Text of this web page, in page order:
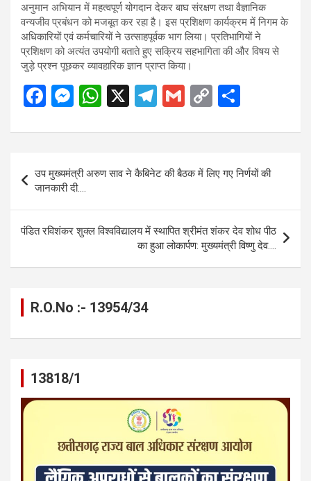
अनुमान अभियान में महत्वपूर्ण योगदान देकर बाघ संरक्षण तथा वैज्ञानिक
वन्यजीव प्रबंधन को मजबूत कर रहा है। इस प्रशिक्षण कार्यक्रम में निगम के
अधिकारियों एवं कर्मचारियों ने उत्साहपूर्वक भाग लिया। प्रतिभागियों ने
प्रशिक्षण को अत्यंत उपयोगी बताते हुए सक्रिय सहभागिता की और विषय से
जुड़े प्रश्न पूछकर व्यावहारिक ज्ञान प्राप्त किया।
F
ce
o
o
k
M
se
n
g
er
W
at
A
p
p
X
T
e
gr
a
m
G
ail
C
py
n
k
ar
e
navigation
उप मुख्यमंत्री अरुण साव ने कैबिनेट की बैठक में लिए गए निर्णयों की
जानकारी दी….
पंडित रविशंकर शुक्ल विश्वविद्यालय में स्थापित श्रीमंत शंकर देव शोध पीठ
का हुआ लोकार्पण: मुख्यमंत्री विष्णु देव….
R.O.No :- 13954/34
13818/1